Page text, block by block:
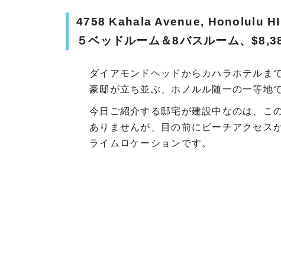
4758 Kahala Avenue, Honolulu HI
５ベッドルーム＆8バスルーム、
ダイアモンドヘッドからカハラホテルま
豪邸が立ち並ぶ、ホノルル随一の一等地で
今日ご紹介する邸宅が建設中なのは、こ
ありませんが、目の前にビーチアクセス
ライムロケーションです。